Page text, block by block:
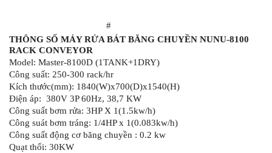
#
THÔNG SỐ MÁY RỬA BÁT BĂNG CHUYỀN NUNU-8100
RACK CONVEYOR
Model: Master-8100D (1TANK+1DRY)
Công suất: 250-300 rack/hr
Kích thước(mm): 1840(W)x700(D)x1540(H)
Điện áp:  380V 3P 60Hz, 38,7 KW
Công suất bơm rửa: 3HP X 1(1.5kw/h)
Công suát bơm tráng: 1/4HP x 1(0.083kw/h)
Công suất động cơ băng chuyền : 0.2 kw
Quạt thổi: 30KW